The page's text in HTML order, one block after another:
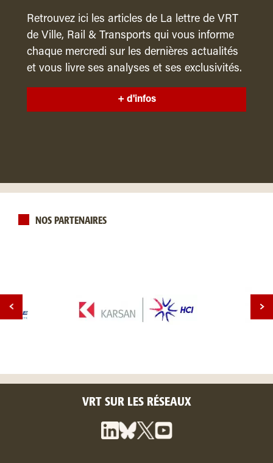
Retrouvez ici les articles de La lettre de VRT
de Ville, Rail & Transports qui vous informe
chaque mercredi sur les dernières actualités
et vous livre ses analyses et ses exclusivités.
+ d'infos
NOS PARTENAIRES
VRT SUR LES RÉSEAUX